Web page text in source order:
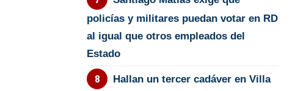
policías y militares puedan votar en RD
al igual que otros empleados del
Estado
Hallan un tercer cadáver en Villa